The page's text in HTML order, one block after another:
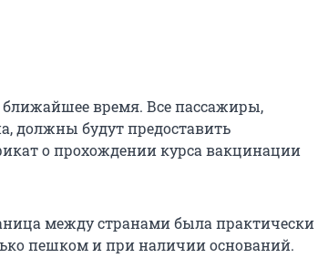
время. Все пассажиры,
должны будут предоставить
о прохождении курса вакцинации
между странами была практически
пешком и при наличии оснований.